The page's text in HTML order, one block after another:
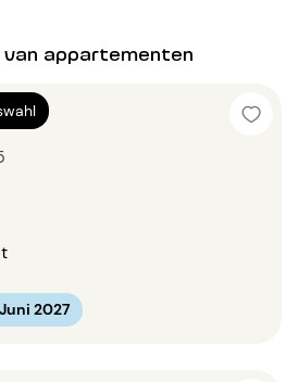
appartementen
2027